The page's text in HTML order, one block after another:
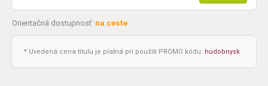
Orientačná dostupnosť: na ceste
* Uvedená cena titulu je platná pri použití PROMO kódu: hudobnysk